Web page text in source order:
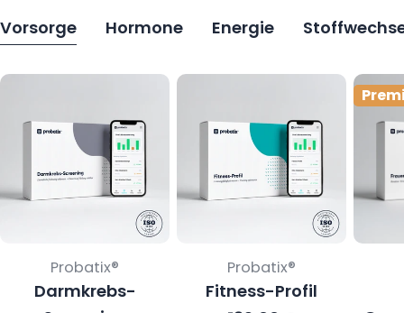
Vorsorge Hormone Energie
Verkäufer:
Probatix®
Darmkrebs-
Screening
Verkäufer:
Probatix®
Fitness-Profil